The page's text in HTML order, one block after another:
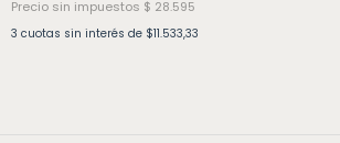
3 cuotas sin interés de $11.533,33